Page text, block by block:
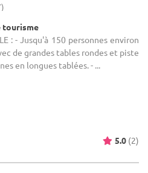
tourisme
: - Jusqu'à 150 personnes environ
de grandes tables rondes et piste
en longues tablées. - ...
5.0 (2)